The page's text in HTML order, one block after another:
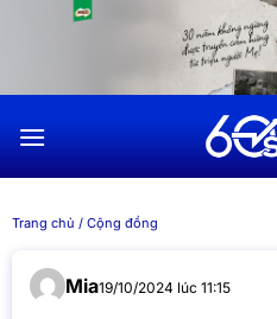
dung
Trang chủ / Cộng đồng
Mia19/10/2024 lúc 11:15